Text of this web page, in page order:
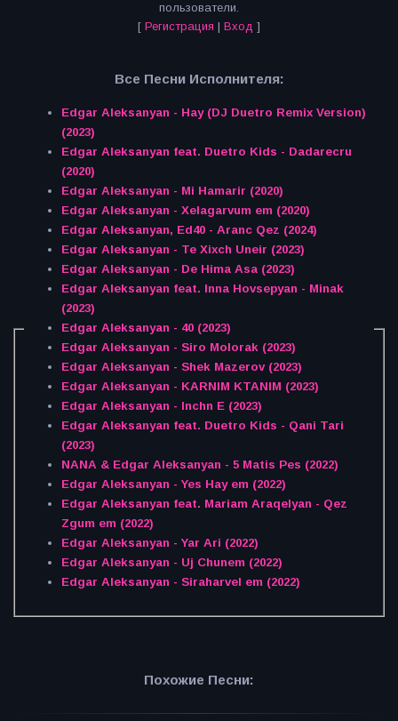
пользователи.
[ Регистрация | Вход ]
Все Песни Исполнителя:
Edgar Aleksanyan - Hay (DJ Duetro Remix Version)
(2023)
Edgar Aleksanyan feat. Duetro Kids - Dadarecru
(2020)
Edgar Aleksanyan - Mi Hamarir (2020)
Edgar Aleksanyan - Xelagarvum em (2020)
Edgar Aleksanyan, Ed40 - Aranc Qez (2024)
Edgar Aleksanyan - Te Xixch Uneir (2023)
Edgar Aleksanyan - De Hima Asa (2023)
Edgar Aleksanyan feat. Inna Hovsepyan - Minak
(2023)
Edgar Aleksanyan - 40 (2023)
Edgar Aleksanyan - Siro Molorak (2023)
Edgar Aleksanyan - Shek Mazerov (2023)
Edgar Aleksanyan - KARNIM KTANIM (2023)
Edgar Aleksanyan - Inchn E (2023)
Edgar Aleksanyan feat. Duetro Kids - Qani Tari
(2023)
NANA & Edgar Aleksanyan - 5 Matis Pes (2022)
Edgar Aleksanyan - Yes Hay em (2022)
Edgar Aleksanyan feat. Mariam Araqelyan - Qez
Zgum em (2022)
Edgar Aleksanyan - Yar Ari (2022)
Edgar Aleksanyan - Uj Chunem (2022)
Edgar Aleksanyan - Siraharvel em (2022)
Похожие Песни: